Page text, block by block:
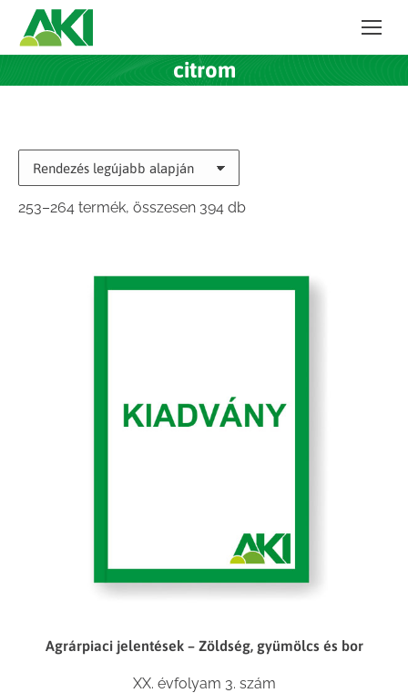
citrom
253–264 termék, összesen 394 dbSorted
Agrárpiaci jelentések – Zöldség, gyümölcs és bor
XX. évfolyam 3. szám